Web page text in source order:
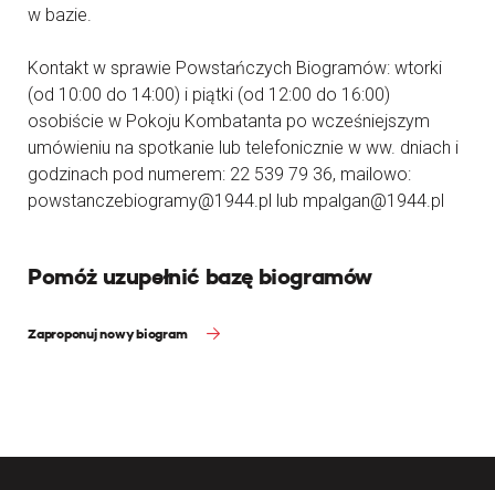
w bazie.
Kontakt w sprawie Powstańczych Biogramów: wtorki
(od 10:00 do 14:00) i piątki (od 12:00 do 16:00)
osobiście w Pokoju Kombatanta po wcześniejszym
umówieniu na spotkanie lub telefonicznie w ww. dniach i
godzinach pod numerem: 22 539 79 36, mailowo:
powstanczebiogramy@1944.pl lub mpalgan@1944.pl
Pomóż uzupełnić bazę biogramów
Zaproponuj nowy biogram